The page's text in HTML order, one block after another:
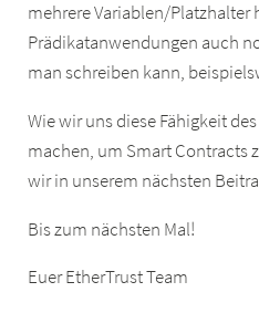
mehrere Variablen/Platzhalter
Prädikatanwendungen auch
man schreiben kann,
Wie wir uns diese Fähigkeit
machen, um Smart Contracts
wir in unserem nächsten
Bis zum nächsten Mal!
Euer EtherTrust Team